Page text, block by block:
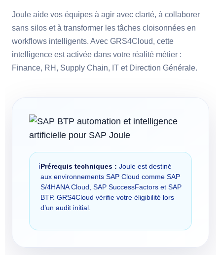
Joule aide vos équipes à agir avec clarté, à collaborer
sans silos et à transformer les tâches cloisonnées en
workflows intelligents. Avec GRS4Cloud, cette
intelligence est activée dans votre réalité métier :
Finance, RH, Supply Chain, IT et Direction Générale.
ℹ️Prérequis techniques : Joule est destiné
aux environnements SAP Cloud comme SAP
S/4HANA Cloud, SAP SuccessFactors et SAP
BTP. GRS4Cloud vérifie votre éligibilité lors
d’un audit initial.